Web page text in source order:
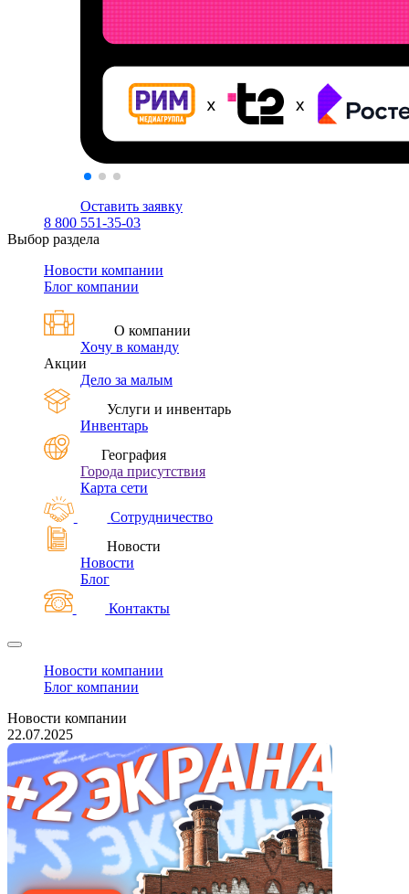
Оставить заявку
8 800 551-35-03
Выбор раздела
Новости компании
Блог компании
О компании
Хочу в команду
Акции
Дело за малым
Услуги и инвентарь
Инвентарь
География
Города присутствия
Карта сети
Сотрудничество
Новости
Новости
Блог
Контакты
Новости компании
Блог компании
Новости компании
22.07.2025